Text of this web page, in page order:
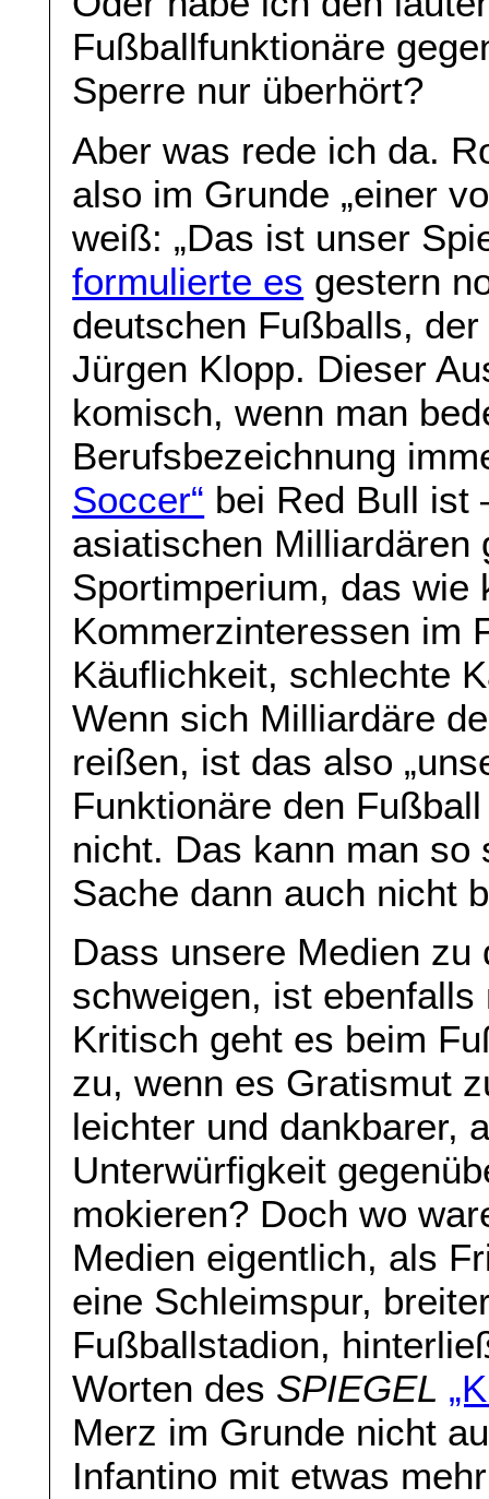
Fußballfunktionäre
Sperre nur überhört?
Aber was rede ich da.
also im Grunde „einer
weiß: „Das ist unser
formulierte es gestern
deutschen Fußballs,
Jürgen Klopp. Dieser
komisch, wenn man
Berufsbezeichnung
Soccer“ bei Red Bull ist
asiatischen Milliardären
Sportimperium, das wie
Kommerzinteressen im
Käuflichkeit, schlechte
Wenn sich Milliardäre
reißen, ist das also
Funktionäre den
nicht. Das kann man so
Sache dann auch nicht
Dass unsere Medien
schweigen, ist
Kritisch geht es beim
zu, wenn es Gratismut
leichter und dankbarer,
Unterwürfigkeit
mokieren? Doch wo
Medien eigentlich, als
eine Schleimspur,
Fußballstadion,
Worten des SPIEGEL
Merz im Grunde nicht
Infantino mit etwas